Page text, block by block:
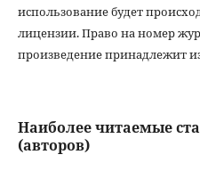
использование будет
лицензии. Право на номер
произведение принадлежит
Наиболее читаемые
(авторов)